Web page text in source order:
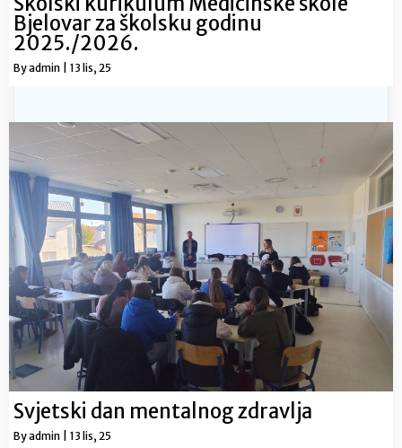
Bjelovar za školsku godinu
2025./2026.
Byadmin 13 lis, 25
Svjetski dan mentalnog zdravlja
Byadmin 13 lis, 25